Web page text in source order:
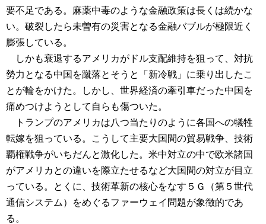
要不足である。麻薬中毒のような金融政策は長くは続かな
い。破裂したら未曽有の災害となる金融バブルが極限近く
膨張している。
しかも衰退するアメリカがドル支配維持を狙って、対抗
勢力となる中国を蹴落とそうと「新冷戦」に乗り出したこ
とが輪をかけた。しかし、世界経済の牽引車だった中国を
痛めつけようとして自らも傷ついた。
トランプのアメリカは八つ当たりのように各国への犠牲
転嫁を狙っている。こうして主要大国間の貿易戦争、技術
覇権戦争がいちだんと激化した。米中対立の中で欧米諸国
がアメリカとの違いを際立たせるなど大国間の対立が目立
っている。とくに、技術革新の核心をなす５Ｇ（第５世代
通信システム）をめぐるファーウェイ問題が象徴的であ
る。